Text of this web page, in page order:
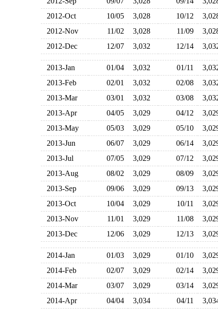
2012-Oct
10/05 3,028 10/12
2012-Nov
11/02 3,028 11/09
2012-Dec
12/07 3,032 12/14
2013-Jan 01/04 3,032 01/11
2013-Feb
02/01 3,032 02/08
2013-Mar
03/01 3,032 03/08
2013-Apr
04/05 3,029 04/12
2013-May
05/03 3,029 05/10
2013-Jun
06/07 3,029 06/14
2013-Jul
07/05 3,029 07/12
2013-Aug
08/02 3,029 08/09
2013-Sep
09/06 3,029 09/13
2013-Oct
10/04 3,029 10/11
2013-Nov
11/01 3,029 11/08
2013-Dec
12/06 3,029 12/13
2014-Jan 01/03 3,029 01/10
2014-Feb
02/07 3,029 02/14
2014-Mar
03/07 3,029 03/14
2014-Apr
04/04 3,034 04/11